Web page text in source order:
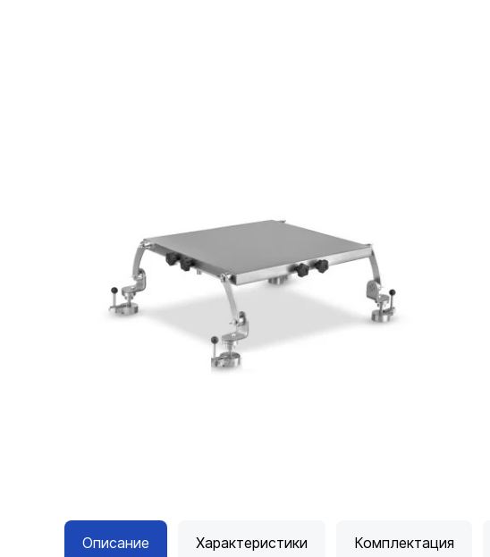
Описание Характеристики Комплектация